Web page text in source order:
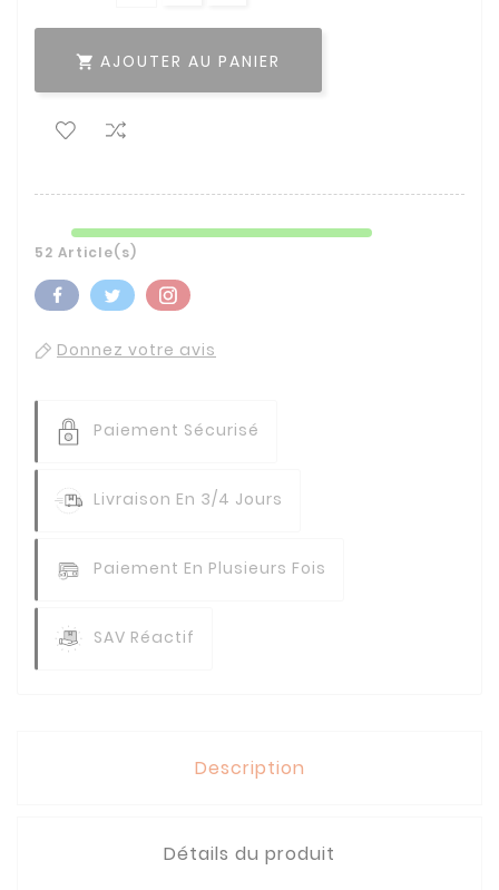
 AJOUTER AU PANIER
52 Article(s)
Donnez votre avis
Paiement Sécurisé
Livraison En 3/4 Jours
Paiement En Plusieurs Fois
SAV Réactif
Description
Détails du produit